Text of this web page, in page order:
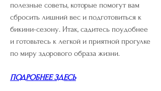
полезные советы, которые помогут вам
сбросить лишний вес и подготовиться к
бикини-сезону. Итак, садитесь поудобнее
и готовьтесь к легкой и приятной прогулке
по миру здорового образа жизни.
ПОДРОБНЕЕ ЗДЕСЬ